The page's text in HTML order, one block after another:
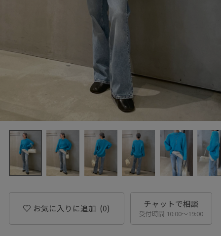
お気に入りに追加 (0) チャットで相談
受付時間 10:00〜19:00